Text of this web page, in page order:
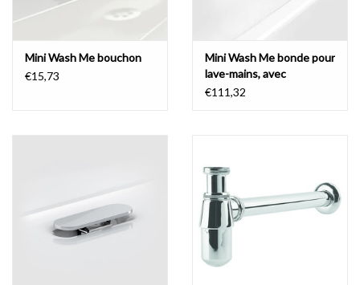
Mini Wash Me bouchon
€15,73
Mini Wash Me bonde pour
lave-mains, avec
couvercle, PVD
€111,32